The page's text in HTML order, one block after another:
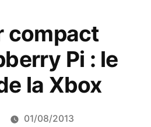
compact
Pi : le
la Xbox
01/08/2013